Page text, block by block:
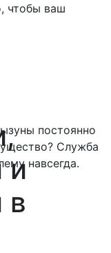
и
в
чтобы ваш
постоянно
Служба
навсегда.